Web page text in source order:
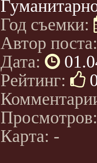
Год съемки:
Автор
Дата:
Рейтинг:
Карта: -